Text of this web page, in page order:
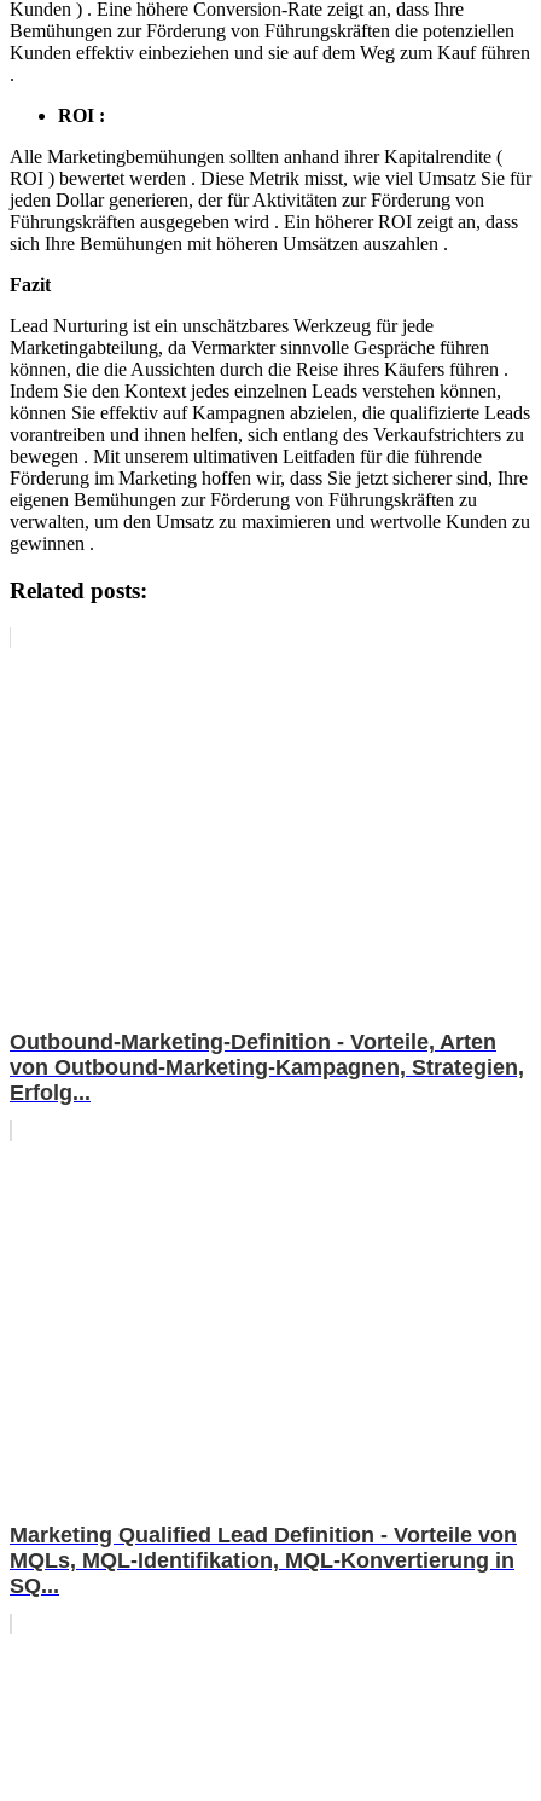
Kunden ) . Eine höhere Conversion-Rate zeigt an, dass Ihre
Bemühungen zur Förderung von Führungskräften die potenziellen
Kunden effektiv einbeziehen und sie auf dem Weg zum Kauf führen
.
ROI :
Alle Marketingbemühungen sollten anhand ihrer Kapitalrendite (
ROI ) bewertet werden . Diese Metrik misst, wie viel Umsatz Sie für
jeden Dollar generieren, der für Aktivitäten zur Förderung von
Führungskräften ausgegeben wird . Ein höherer ROI zeigt an, dass
sich Ihre Bemühungen mit höheren Umsätzen auszahlen .
Fazit
Lead Nurturing ist ein unschätzbares Werkzeug für jede
Marketingabteilung, da Vermarkter sinnvolle Gespräche führen
können, die die Aussichten durch die Reise ihres Käufers führen .
Indem Sie den Kontext jedes einzelnen Leads verstehen können,
können Sie effektiv auf Kampagnen abzielen, die qualifizierte Leads
vorantreiben und ihnen helfen, sich entlang des Verkaufstrichters zu
bewegen . Mit unserem ultimativen Leitfaden für die führende
Förderung im Marketing hoffen wir, dass Sie jetzt sicherer sind, Ihre
eigenen Bemühungen zur Förderung von Führungskräften zu
verwalten, um den Umsatz zu maximieren und wertvolle Kunden zu
gewinnen .
Related posts:
Outbound-Marketing-Definition - Vorteile, Arten
von Outbound-Marketing-Kampagnen, Strategien,
Erfolg...
Marketing Qualified Lead Definition - Vorteile von
MQLs, MQL-Identifikation, MQL-Konvertierung in
SQ...